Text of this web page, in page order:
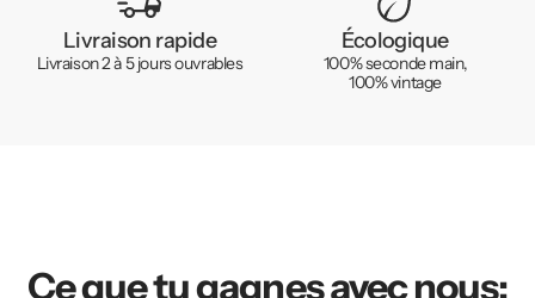
Livraison rapide
Livraison 2 à 5 jours ouvrables
Écologique
100% seconde main,
100% vintage
Ce que tu gagnes avec nous: